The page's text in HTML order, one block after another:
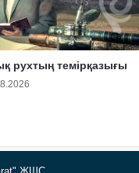
рухтың темірқазығы